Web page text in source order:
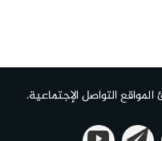
التواصل الإجتماعية.